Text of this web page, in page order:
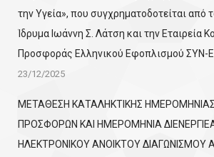
την Υγεία», που συγχρηματοδοτείται από
Ίδρυμα Ιωάννη Σ. Λάτση και την Εταιρεία
Προσφοράς Ελληνικού Εφοπλισμού ΣΥΝ-
23/12/2025
ΜΕΤΑΘΕΣΗ ΚΑΤΑΛΗΚΤΙΚΗΣ
ΠΡΟΣΦΟΡΩΝ ΚΑΙ ΗΜΕΡΟΜΗΝΙΑ
ΗΛΕΚΤΡΟΝΙΚΟΥ ΑΝΟΙΚΤΟΥ ΔΙΑΓΩΝΙΣΜΟΥ